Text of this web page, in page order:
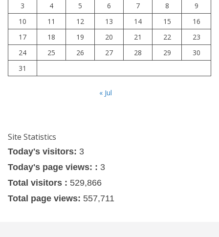
3
4 5 6 7 8
9
10
11 12 13 14 15
16
17
18 19 20 21 22
23
24
25 26 27 28 29
30
31
« Jul
Site Statistics
Today's visitors: 3
Today's page views: : 3
Total visitors : 529,866
Total page views: 557,711